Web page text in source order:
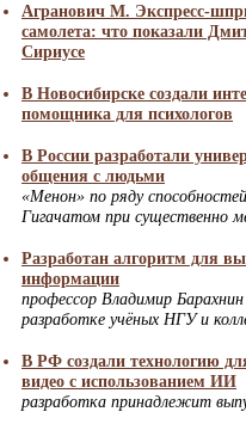
Агранович М. Экспресс-
самолета: что показали
Сириусе
В Новосибирске создали
помощника для психологов
В России разработали
общения с людьми
«Менон» по ряду
Гигачатом при существенно
Разработан алгоритм для
информации
профессор Владимир
разработке учёных НГУ и
В РФ создали технологию
видео с использованием ИИ
разработка принадлежит